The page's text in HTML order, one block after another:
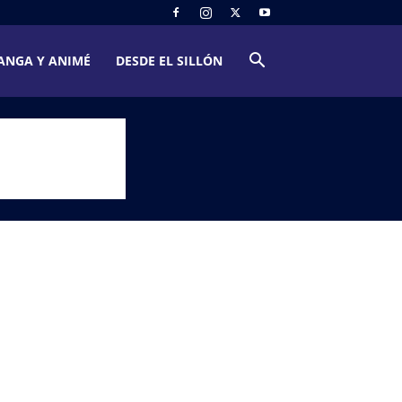
Y ANIMÉ DESDE EL SILLÓN